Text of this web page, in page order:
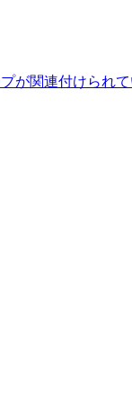
が関連付けられ